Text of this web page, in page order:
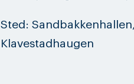
Sted:
Klavestadhaugen